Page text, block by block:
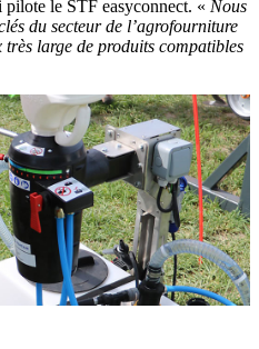
le STF easyconnect. « Nous
du secteur de l’agrofourniture
large de produits compatibles